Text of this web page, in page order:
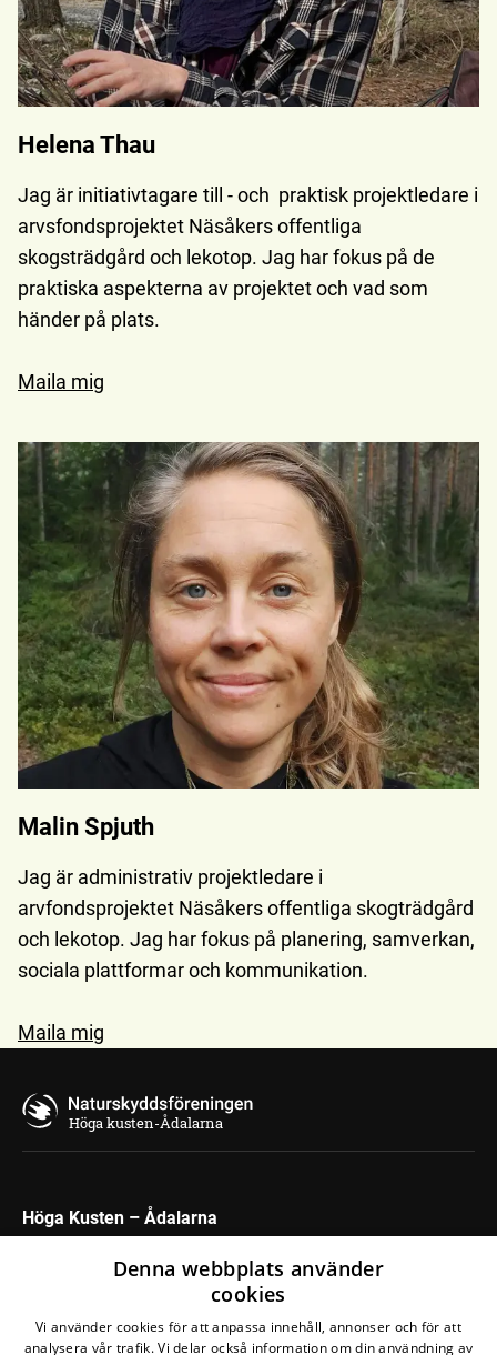
Helena Thau
Jag är initiativtagare till - och praktisk projektledare i
arvsfondsprojektet Näsåkers offentliga
skogsträdgård och lekotop. Jag har fokus på de
praktiska aspekterna av projektet och vad som
händer på plats.
Maila mig
Malin Spjuth
Jag är administrativ projektledare i
arvfondsprojektet Näsåkers offentliga skogträdgård
och lekotop. Jag har fokus på planering, samverkan,
sociala plattformar och kommunikation.
Maila mig
Höga kusten-Ådalarna
Höga Kusten – Ådalarna
Denna webbplats använder
cookies
Vi använder cookies för att anpassa innehåll, annonser och för att
analysera vår trafik. Vi delar också information om din användning av